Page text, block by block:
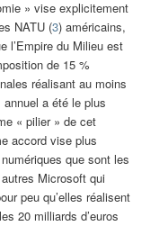
» vise explicitement
NATU (3) américains,
l’Empire du Milieu est
de 15 %
réalisant au moins
annuel a été le plus
« pilier » de cet
accord vise plus
que sont les
Microsoft qui
peu qu’elles réalisent
20 milliards d’euros